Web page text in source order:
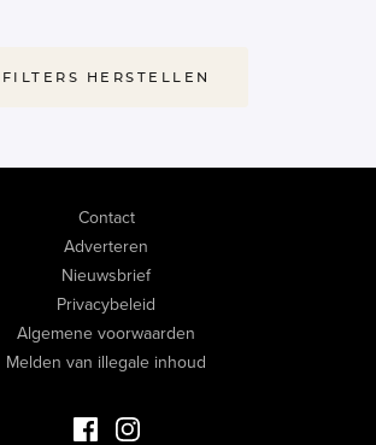
FILTERS HERSTELLEN
Contact
Adverteren
Nieuwsbrief
Privacybeleid
Algemene voorwaarden
Melden van illegale inhoud
Facebook Luxevastgoed
Instagram Luxevastgoed